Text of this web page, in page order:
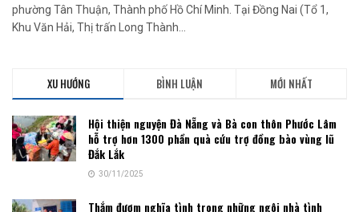
phường Tân Thuận, Thành phố Hồ Chí Minh. Tại Đồng Nai (Tổ 1,
Khu Văn Hải, Thị trấn Long Thành...
XU HƯỚNG BÌNH LUẬN MỚI NHẤT
Hội thiện nguyện Đà Nẵng và Bà con thôn Phước Lâm
hỗ trợ hơn 1300 phần quà cứu trợ đồng bào vùng lũ
Đắk Lắk
30/11/2025
Thắm đượm nghĩa tình trong những ngôi nhà tình